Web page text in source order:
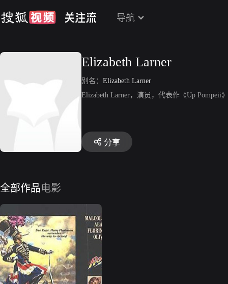
导航
Elizabeth Larner
别名： Elizabeth Larner
Elizabeth Larner，演员，代表作《Up Pompeii
分享
全部作品电影